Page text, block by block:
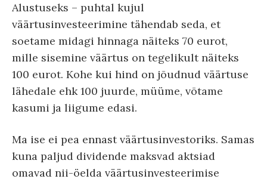
Alustuseks – puhtal kujul
väärtusinvesteerimine tähendab seda, et
soetame midagi hinnaga näiteks 70 eurot,
mille sisemine väärtus on tegelikult näiteks
100 eurot. Kohe kui hind on jõudnud väärtuse
lähedale ehk 100 juurde, müüme, võtame
kasumi ja liigume edasi.
Ma ise ei pea ennast väärtusinvestoriks. Samas
kuna paljud dividende maksvad aktsiad
omavad nii-öelda väärtusinvesteerimise